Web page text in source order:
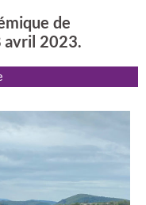
de
avril 2023.